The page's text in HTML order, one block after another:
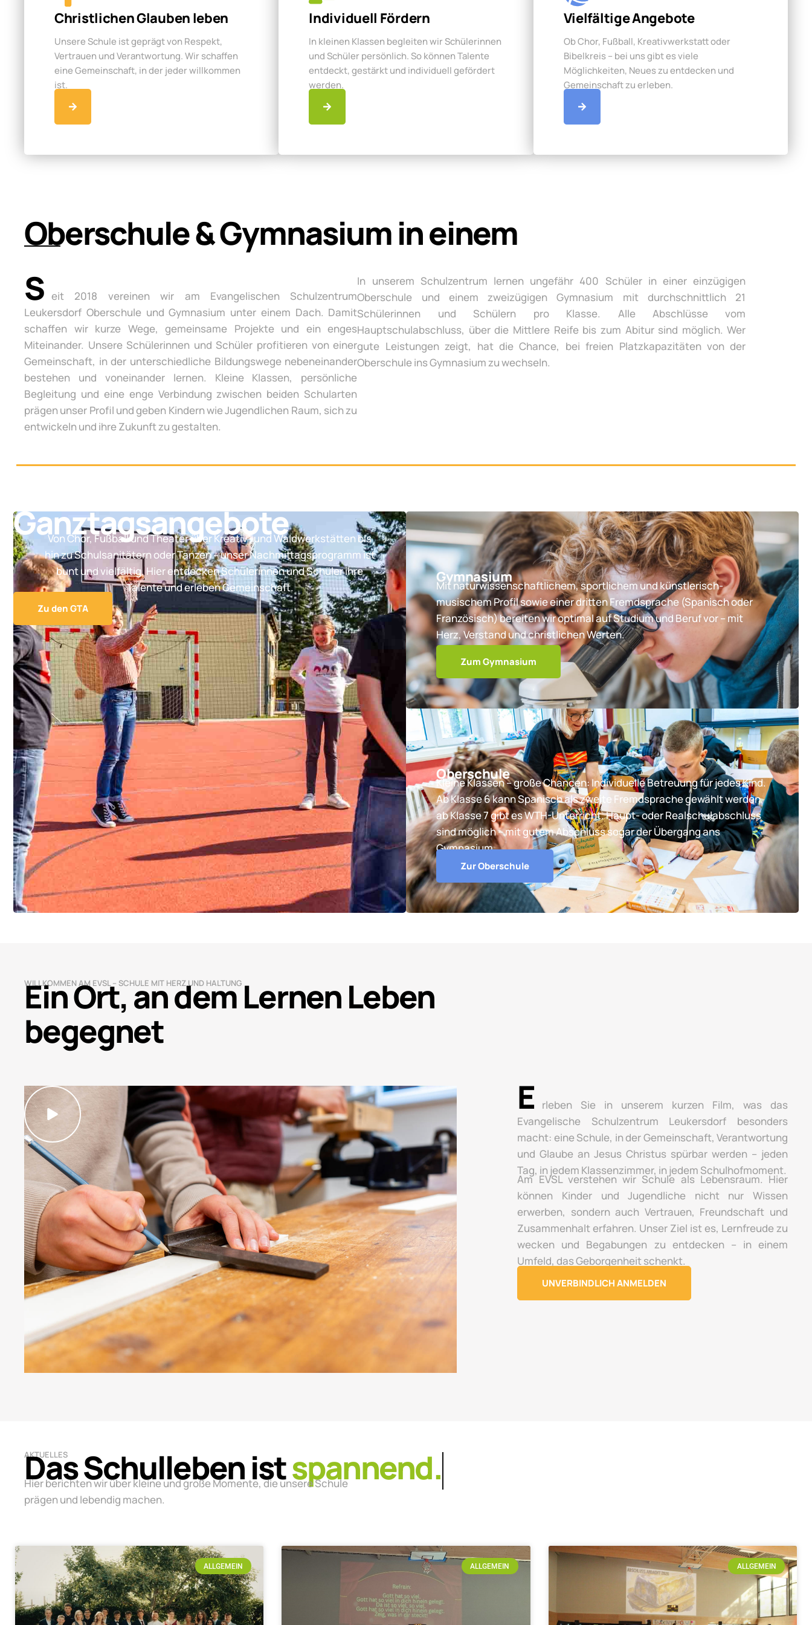
Christlichen Glauben leben
Unsere Schule ist geprägt von Respekt,
Vertrauen und Verantwortung. Wir schaffen
eine Gemeinschaft, in der jeder willkommen
ist.
Individuell Fördern
In kleinen Klassen begleiten wir Schülerinnen
und Schüler persönlich. So können Talente
entdeckt, gestärkt und individuell gefördert
werden.
Vielfältige Angebote
Ob Chor, Fußball, Kreativwerkstatt oder
Bibelkreis – bei uns gibt es viele
Möglichkeiten, Neues zu entdecken und
Gemeinschaft zu erleben.
Oberschule & Gymnasium in einem
S eit 2018 vereinen wir am Evangelischen Schulzentrum
Leukersdorf Oberschule und Gymnasium unter einem Dach. Damit
schaffen wir kurze Wege, gemeinsame Projekte und ein enges
Miteinander. Unsere Schülerinnen und Schüler profitieren von einer
Gemeinschaft, in der unterschiedliche Bildungswege nebeneinander
bestehen und voneinander lernen. Kleine Klassen, persönliche
Begleitung und eine enge Verbindung zwischen beiden Schularten
prägen unser Profil und geben Kindern wie Jugendlichen Raum, sich zu
entwickeln und ihre Zukunft zu gestalten.
In unserem Schulzentrum lernen ungefähr 400 Schüler in einer einzügigen
Oberschule und einem zweizügigen Gymnasium mit durchschnittlich 21
Schülerinnen und Schülern pro Klasse. Alle Abschlüsse vom
Hauptschulabschluss, über die Mittlere Reife bis zum Abitur sind möglich. Wer
gute Leistungen zeigt, hat die Chance, bei freien Platzkapazitäten von der
Oberschule ins Gymnasium zu wechseln.
Ganztagsangebote
Von Chor, Fußball und Theater über Kreativ- und Waldwerkstätten bis
hin zu Schulsanitätern oder Tanzen – unser Nachmittagsprogramm ist
bunt und vielfältig. Hier entdecken Schülerinnen und Schüler ihre
Talente und erleben Gemeinschaft.
Zu den GTA
Gymnasium
Mit naturwissenschaftlichem, sportlichem und künstlerisch-
musischem Profil sowie einer dritten Fremdsprache (Spanisch oder
Französisch) bereiten wir optimal auf Studium und Beruf vor – mit
Herz, Verstand und christlichen Werten.
Zum Gymnasium
Oberschule
Kleine Klassen – große Chancen: Individuelle Betreuung für jedes Kind.
Ab Klasse 6 kann Spanisch als zweite Fremdsprache gewählt werden,
ab Klasse 7 gibt es WTH-Unterricht. Haupt- oder Realschulabschluss
sind möglich – mit gutem Abschluss sogar der Übergang ans
Gymnasium.
Zur Oberschule
WILLKOMMEN AM EVSL – SCHULE MIT HERZ UND HALTUNG
Ein Ort, an dem Lernen Leben
begegnet
E
rleben Sie in unserem kurzen Film, was das
Evangelische Schulzentrum Leukersdorf besonders
macht: eine Schule, in der Gemeinschaft, Verantwortung
und Glaube an Jesus Christus spürbar werden – jeden
Tag, in jedem Klassenzimmer, in jedem Schulhofmoment.
Am EVSL verstehen wir Schule als Lebensraum. Hier
können Kinder und Jugendliche nicht nur Wissen
erwerben, sondern auch Vertrauen, Freundschaft und
Zusammenhalt erfahren. Unser Ziel ist es, Lernfreude zu
wecken und Begabungen zu entdecken – in einem
Umfeld, das Geborgenheit schenkt.
UNVERBINDLICH ANMELDEN
AKTUELLES
Das Schulleben istlebendig.
Hier berichten wir über kleine und große Momente, die unsere Schule
prägen und lebendig machen.
ALLGEMEIN ALLGEMEIN ALLGEMEIN